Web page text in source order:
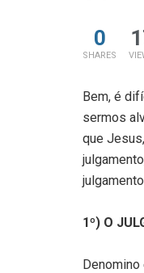
0
SHARES
Bem, é
sermos
que
1º) O